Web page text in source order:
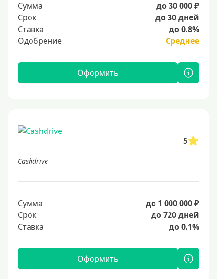
Сумма
до 30 000 ₽
Срок
до 30 дней
Ставка
до 0.8%
Одобрение
Среднее
Оформить
5
Cashdrive
Сумма
до 1 000 000 ₽
Срок
до 720 дней
Ставка
до 0.1%
Оформить